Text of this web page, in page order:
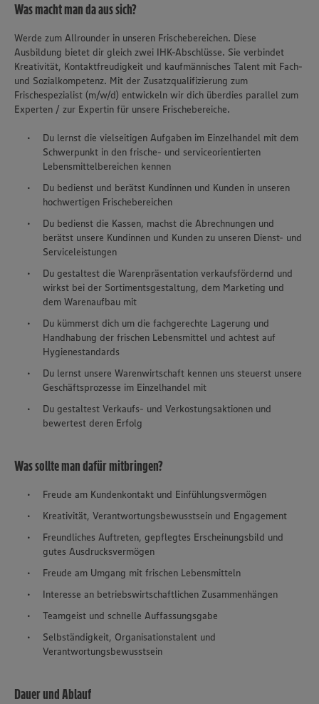
Was macht man da aus sich?
Werde zum Allrounder in unseren Frischebereichen. Diese
Ausbildung bietet dir gleich zwei IHK-Abschlüsse. Sie verbindet
Kreativität, Kontaktfreudigkeit und kaufmännisches Talent mit Fach-
und Sozialkompetenz. Mit der Zusatzqualifizierung zum
Frischespezialist (m/w/d) entwickeln wir dich überdies parallel zum
Experten / zur Expertin für unsere Frischebereiche.
Du lernst die vielseitigen Aufgaben im Einzelhandel mit dem
Schwerpunkt in den frische- und serviceorientierten
Lebensmittelbereichen kennen
Du bedienst und berätst Kundinnen und Kunden in unseren
hochwertigen Frischebereichen
Du bedienst die Kassen, machst die Abrechnungen und
berätst unsere Kundinnen und Kunden zu unseren Dienst- und
Serviceleistungen
Du gestaltest die Warenpräsentation verkaufsfördernd und
wirkst bei der Sortimentsgestaltung, dem Marketing und
dem Warenaufbau mit
Du kümmerst dich um die fachgerechte Lagerung und
Handhabung der frischen Lebensmittel und achtest auf
Hygienestandards
Du lernst unsere Warenwirtschaft kennen uns steuerst unsere
Geschäftsprozesse im Einzelhandel mit
Du gestaltest Verkaufs- und Verkostungsaktionen und
bewertest deren Erfolg
Was sollte man dafür mitbringen?
Freude am Kundenkontakt und Einfühlungsvermögen
Kreativität, Verantwortungsbewusstsein und Engagement
Freundliches Auftreten, gepflegtes Erscheinungsbild und
gutes Ausdrucksvermögen
Freude am Umgang mit frischen Lebensmitteln
Interesse an betriebswirtschaftlichen Zusammenhängen
Teamgeist und schnelle Auffassungsgabe
Selbständigkeit, Organisationstalent und
Verantwortungsbewusstsein
Dauer und Ablauf